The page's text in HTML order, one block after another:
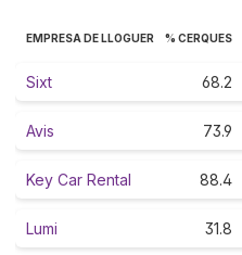
EMPRESA DE LLOGUER % CERQUES
Sixt 68.2
Avis 73.9
Key Car Rental 88.4
Lumi 31.8